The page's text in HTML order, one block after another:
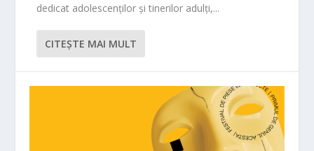
dedicat adolescenților și tinerilor adulți,...
CITEŞTE MAI MULT